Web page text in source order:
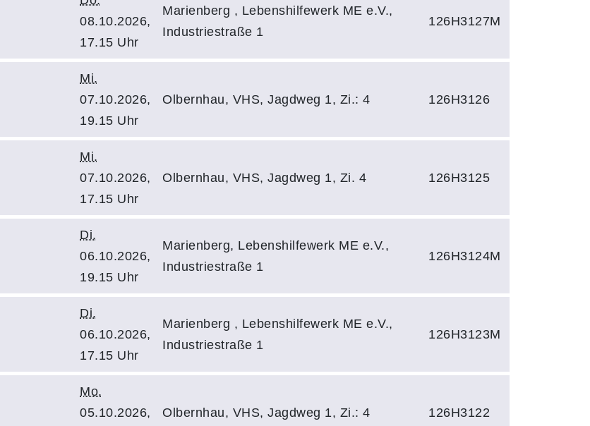
08.10.2026,
17.15 Uhr
Marienberg , Lebenshilfewerk ME e.V.,
Industriestraße 1
126H3127M
Mi.
07.10.2026,
19.15 Uhr
Olbernhau, VHS, Jagdweg 1, Zi.: 4 126H3126
Mi.
07.10.2026,
17.15 Uhr
Olbernhau, VHS, Jagdweg 1, Zi. 4 126H3125
Di.
06.10.2026,
19.15 Uhr
Marienberg, Lebenshilfewerk ME e.V.,
Industriestraße 1
126H3124M
Di.
06.10.2026,
17.15 Uhr
Marienberg , Lebenshilfewerk ME e.V.,
Industriestraße 1
126H3123M
Mo.
05.10.2026,
Olbernhau, VHS, Jagdweg 1, Zi.: 4 126H3122